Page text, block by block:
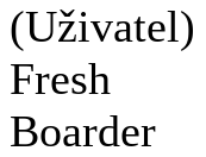
(Uživatel)
Fresh
Boarder